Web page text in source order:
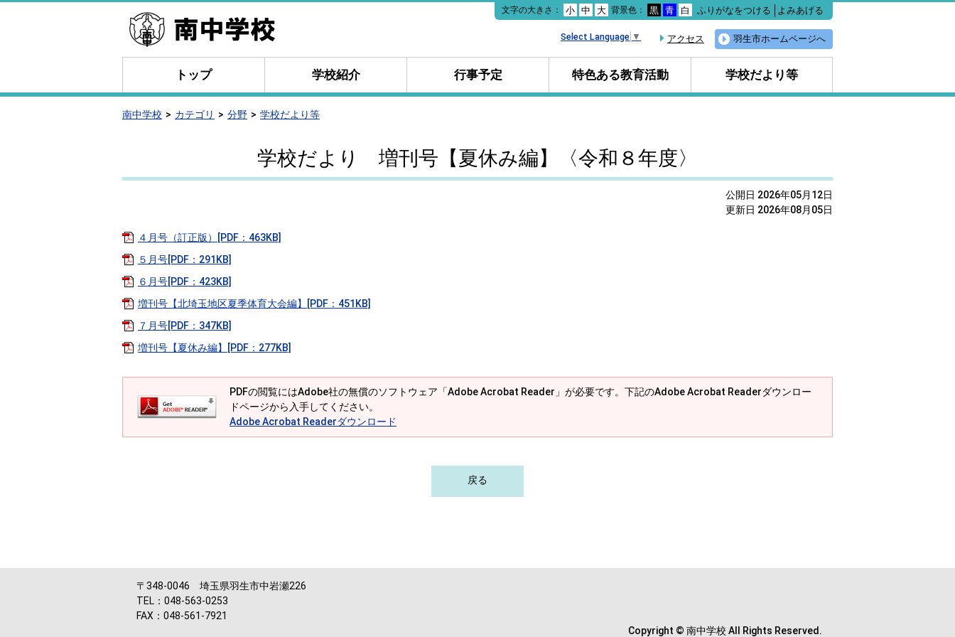
本
文
文字の大きさ： 小 中 大 背景色： 黒 青 白 ふりがなをつける よみあげる
羽生市ホームページへ
アクセス
Select Language ▼
トップ 学校紹介 行事予定 特色ある教育活動 学校だより等
南中学校 カテゴリ 分野 学校だより等
学校だより 増刊号【夏休み編】〈令和８年度〉
公開日 2026年05月12日
更新日 2026年08月05日
４月号（訂正版）[PDF：463KB]
５月号[PDF：291KB]
６月号[PDF：423KB]
増刊号【北埼玉地区夏季体育大会編】[PDF：451KB]
７月号[PDF：347KB]
増刊号【夏休み編】[PDF：277KB]
PDFの閲覧にはAdobe社の無償のソフトウェア「Adobe Acrobat Reader」が必要です。下記のAdobe Acrobat Readerダウンロー
ドページから入手してください。
Adobe Acrobat Readerダウンロード
戻る
〒348-0046 埼玉県羽生市中岩瀬226
TEL：048-563-0253
FAX：048-561-7921
Copyright © 南中学校 All Rights Reserved.